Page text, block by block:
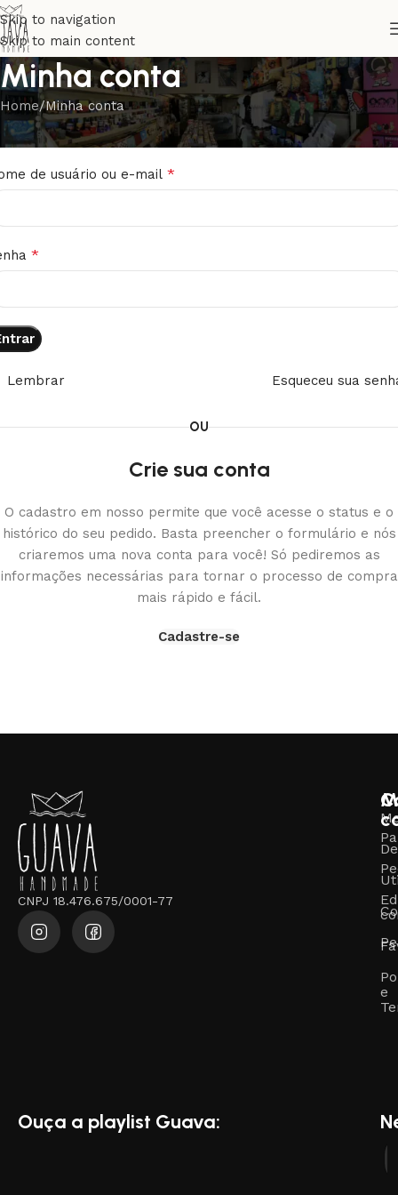
Skip to navigation
Skip to main content
Minha conta
Home Minha conta
de usuário ou e-mail *
*
Esqueceu sua
Lembrar
OU
Crie sua conta
O cadastro em nosso permite que você acesse o status e o
histórico do seu pedido. Basta preencher o formulário e nós
criaremos uma nova conta para você! Só pediremos as
informações necessárias para tornar o processo de compra
mais rápido e fácil.
Cadastre-se
CNPJ 18.476.675/0001-77
e
Ouça a playlist Guava: